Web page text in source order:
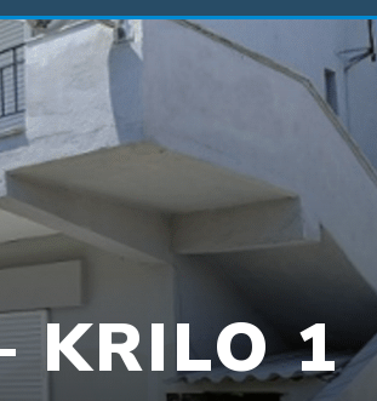
KRILO 1